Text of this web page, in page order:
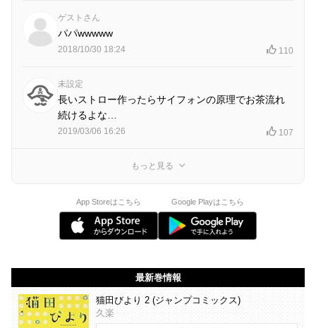
ゲストさん
パパwwwww
2018/10/30 18:24 110
未設定
長いストロー作ったらサイフォンの原理でお茶流れ
続けるよな…
2019/03/06 16:26 107
もっと見る
App Storeはこちら Google Playはこちら
最新巻情報
猫田びより 2 (ジャンプコミックス)
久楽